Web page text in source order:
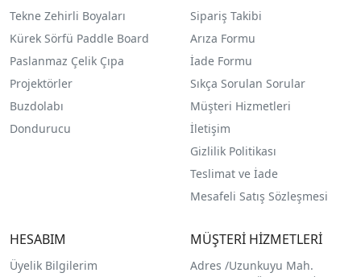
Tekne Zehirli Boyaları
Kürek Sörfü Paddle Board
Paslanmaz Çelik Çıpa
Projektörler
Buzdolabı
Dondurucu
Sipariş Takibi
Arıza Formu
İade Formu
Sıkça Sorulan Sorular
Müşteri Hizmetleri
İletişim
Gizlilik Politikası
Teslimat ve İade
Mesafeli Satış Sözleşmesi
HESABIM
Üyelik Bilgilerim
MÜŞTERİ HİZMETLERİ
Adres /Uzunkuyu Mah.